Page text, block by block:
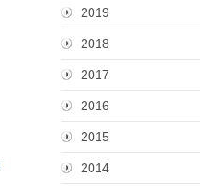
2019
2018
2017
2016
2015
2014